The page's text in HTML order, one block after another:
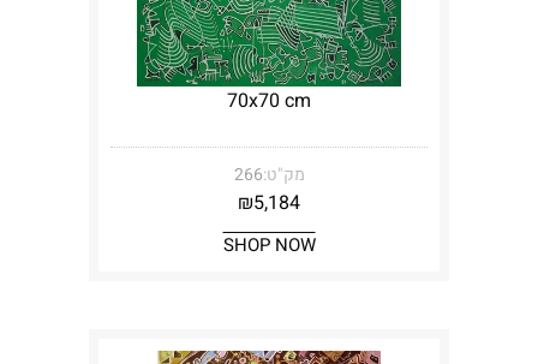
70x70 cm
מק"ט:266
₪5,184
SHOP NOW